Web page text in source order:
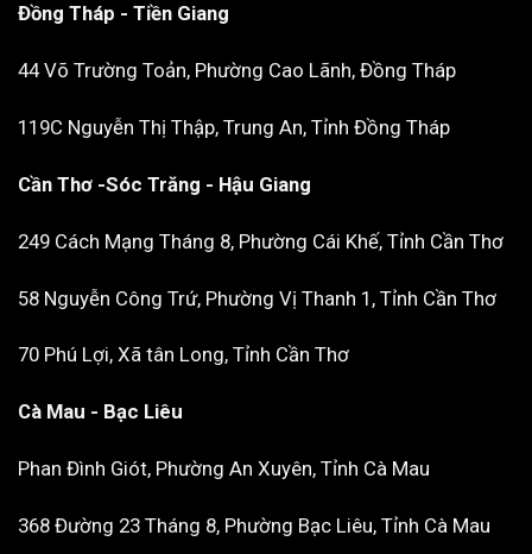
Đồng Tháp - Tiền Giang
44 Võ Trường Toản, Phường Cao Lãnh, Đồng Tháp
119C Nguyễn Thị Thập, Trung An, Tỉnh Đồng Tháp
Cần Thơ -Sóc Trăng - Hậu Giang
249 Cách Mạng Tháng 8, Phường Cái Khế, Tỉnh Cần Thơ
58 Nguyễn Công Trứ, Phường Vị Thanh 1, Tỉnh Cần Thơ
70 Phú Lợi, Xã tân Long, Tỉnh Cần Thơ
Cà Mau - Bạc Liêu
Phan Đình Giót, Phường An Xuyên, Tỉnh Cà Mau
368 Đường 23 Tháng 8, Phường Bạc Liêu, Tỉnh Cà Mau